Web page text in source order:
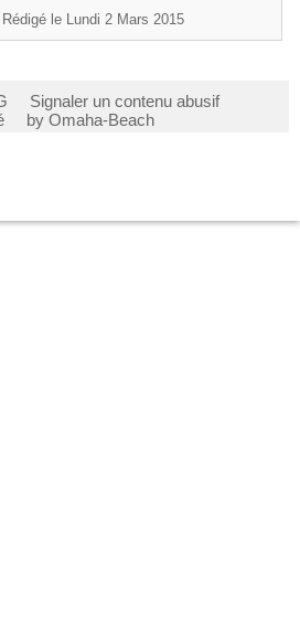
Rédigé le Lundi 2 Mars 2015
Signaler un contenu abusif
by Omaha-Beach